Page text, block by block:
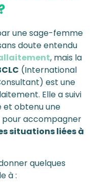
une sage-femme
doute entendu
, mais la
(International
est une
Elle a suivi
et obtenu une
accompagner
situations liées à
quelques
à :